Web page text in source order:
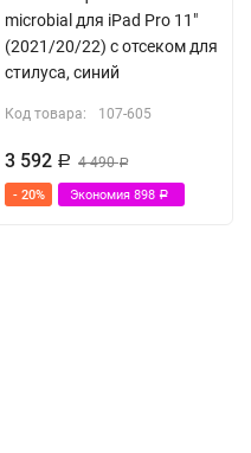
microbial для iPad Pro 11"
(2021/20/22) с отсеком для
стилуса, синий
Код товара: 107-605
3 592 Р 4 490Р
- 20% Экономия 898 Р